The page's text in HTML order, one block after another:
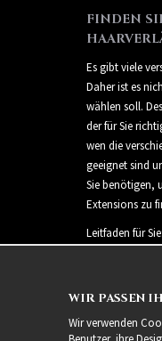
FINDEN
Es gibt viele
Daher ist es
wählen soll.
der für Sie
wen die
geeignet sind
Sie benötigen,
Extensions zu
Leitfaden für Sie:
WIR PASSEN
Wir verwenden